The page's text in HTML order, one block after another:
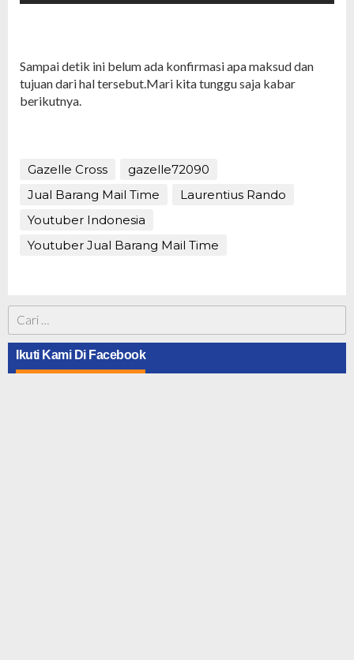
Sampai detik ini belum ada konfirmasi apa maksud dan
tujuan dari hal tersebut.Mari kita tunggu saja kabar
berikutnya.
Gazelle Cross
gazelle72090
Jual Barang Mail Time
Laurentius Rando
Youtuber Indonesia
Youtuber Jual Barang Mail Time
Cari
untuk:
Ikuti Kami Di Facebook